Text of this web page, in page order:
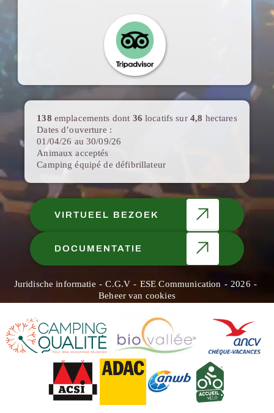
138 emplacements dont 36 locatifs sur 4,8 hectares
Dates d’ouverture :
01/04/26 au 30/09/26
Animaux acceptés
Camping équipé de défibrillateur
VIRTUEEL BEZOEK
DOCUMENTATIE
Juridische informatie C.G.V ESE Communication
2026
Beheer van cookies